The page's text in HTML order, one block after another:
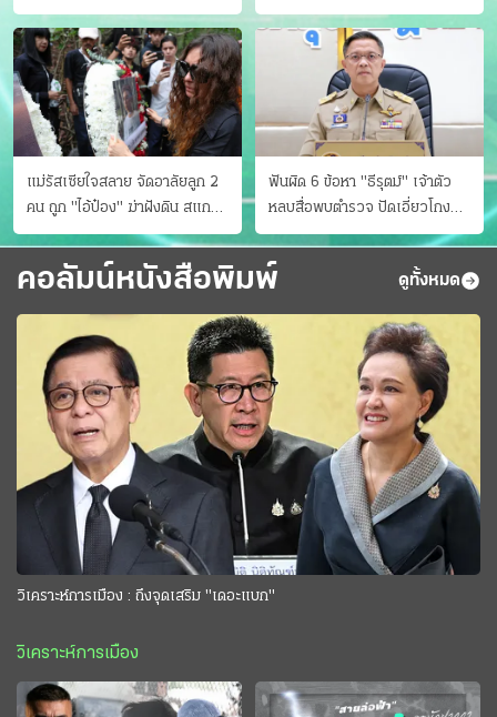
บาดแผล
แม่รัสเซียใจสลาย จัดอาลัยลูก 2
คน ถูก "ไอ้ป๋อง" ฆ่าฝังดิน สแกน
ไม่มีศพเพิ่ม
ฟันผิด 6 ข้อหา "ธีรุตม์" เจ้าตัว
หลบสื่อพบตำรวจ ปัดเอี่ยวโกง
สอบท้องถิ่น จ่อบี้รํ่ารวยมากปกติ
คอลัมน์หนังสือพิมพ์ ดูทั้งหมด
วิเคราะห์การเมือง : ถึงจุดเสริม "เดอะแบก"
วิเคราะห์การเมือง